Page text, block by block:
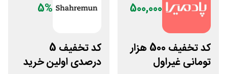
500,000
کد تخفیف 500 هزار
تومانی غیراول
5%
کد تخفیف 5
درصدی اولین خرید